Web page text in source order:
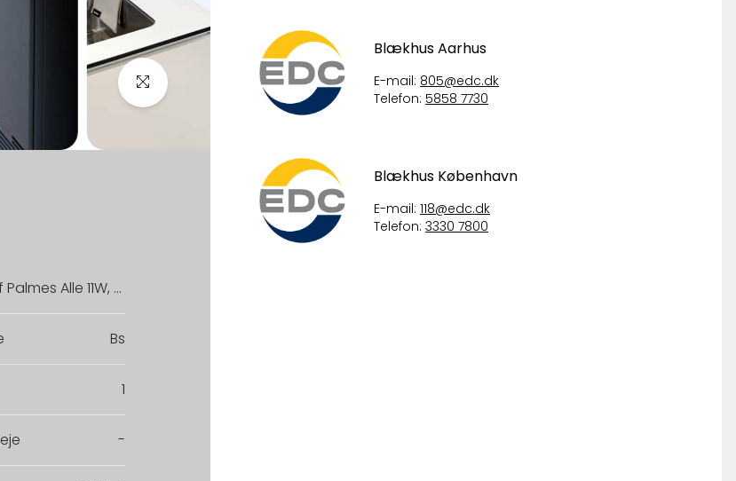
Blækhus Aarhus
E-mail: 805@edc.dk
Telefon: 5858 7730
Blækhus København
E-mail: 118@edc.dk
Telefon: 3330 7800
Olof Palmes Alle 11W, 5. 6
Bs
1
-